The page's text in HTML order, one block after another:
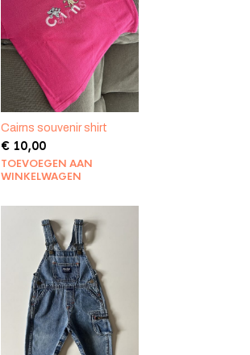
Cairns souvenir shirt
€10,00
TOEVOEGEN AAN
WINKELWAGEN